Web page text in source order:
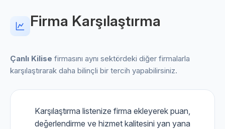
Firma Karşılaştırma
Çanlı Kilise firmasını aynı sektördeki diğer firmalarla
karşılaştırarak daha bilinçli bir tercih yapabilirsiniz.
Karşılaştırma listenize firma ekleyerek puan,
değerlendirme ve hizmet kalitesini yan yana